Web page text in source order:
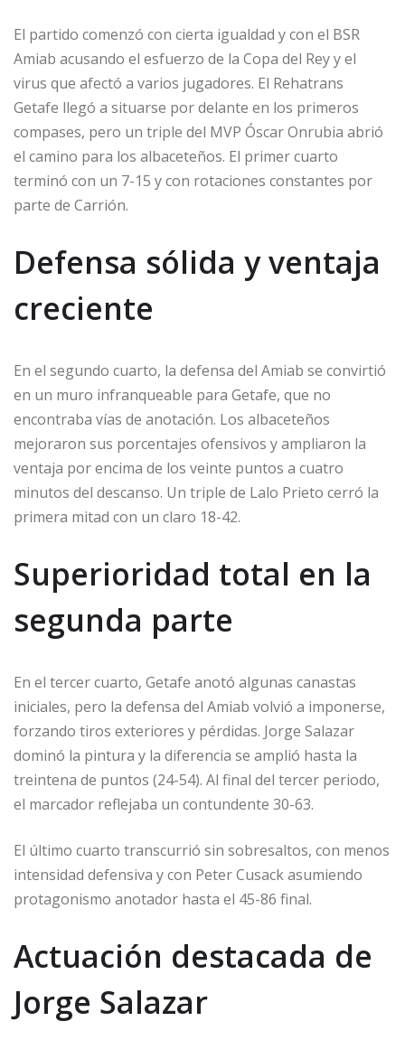
El partido comenzó con cierta igualdad y con el BSR
Amiab acusando el esfuerzo de la Copa del Rey y el
virus que afectó a varios jugadores. El Rehatrans
Getafe llegó a situarse por delante en los primeros
compases, pero un triple del MVP Óscar Onrubia abrió
el camino para los albaceteños. El primer cuarto
terminó con un 7-15 y con rotaciones constantes por
parte de Carrión.
Defensa sólida y ventaja
creciente
En el segundo cuarto, la defensa del Amiab se convirtió
en un muro infranqueable para Getafe, que no
encontraba vías de anotación. Los albaceteños
mejoraron sus porcentajes ofensivos y ampliaron la
ventaja por encima de los veinte puntos a cuatro
minutos del descanso. Un triple de Lalo Prieto cerró la
primera mitad con un claro 18-42.
Superioridad total en la
segunda parte
En el tercer cuarto, Getafe anotó algunas canastas
iniciales, pero la defensa del Amiab volvió a imponerse,
forzando tiros exteriores y pérdidas. Jorge Salazar
dominó la pintura y la diferencia se amplió hasta la
treintena de puntos (24-54). Al final del tercer periodo,
el marcador reflejaba un contundente 30-63.
El último cuarto transcurrió sin sobresaltos, con menos
intensidad defensiva y con Peter Cusack asumiendo
protagonismo anotador hasta el 45-86 final.
Actuación destacada de
Jorge Salazar